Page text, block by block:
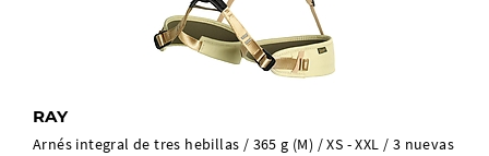
RAY
Arnés integral de tres hebillas / 365 g (M) / XS - XXL / 3 nuevas